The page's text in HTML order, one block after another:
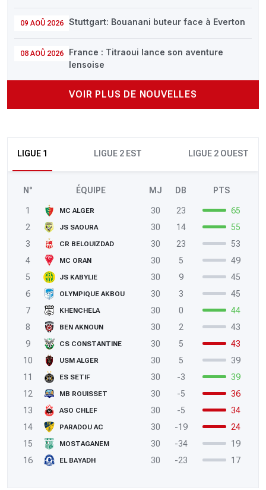
09 AOÛ 2026 Stuttgart: Bouanani buteur face à Everton
08 AOÛ 2026
France : Titraoui lance son aventure
lensoise
VOIR PLUS DE NOUVELLES
LIGUE 1 LIGUE 2 EST LIGUE 2 OUEST
N° ÉQUIPE MJ DB PTS
1 MC ALGER 30 23
65
2
JS SAOURA 30 14
55
3
CR BELOUIZDAD 30 23
53
4
MC ORAN 30 5
49
5
JS KABYLIE 30 9
45
6
OLYMPIQUE AKBOU 30 3
45
7
KHENCHELA 30 0
44
8
BEN AKNOUN 30 2
43
9
CS CONSTANTINE 30 5
43
10
USM ALGER 30 5
39
11
ES SETIF 30 -3
39
12
MB ROUISSET 30 -5
36
13
ASO CHLEF 30 -5
34
14
PARADOU AC 30 -19
24
15
MOSTAGANEM 30 -34
19
16
EL BAYADH 30 -23 17